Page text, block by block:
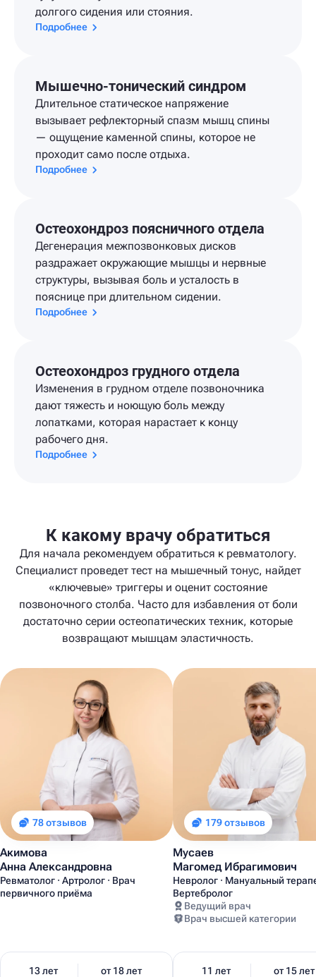
долгого сидения или стояния.
Подробнее
Мышечно-тонический синдром
Длительное статическое напряжение
вызывает рефлекторный спазм мышц спины
— ощущение каменной спины, которое не
проходит само после отдыха.
Подробнее
Остеохондроз поясничного отдела
Дегенерация межпозвонковых дисков
раздражает окружающие мышцы и нервные
структуры, вызывая боль и усталость в
пояснице при длительном сидении.
Подробнее
Остеохондроз грудного отдела
Изменения в грудном отделе позвоночника
дают тяжесть и ноющую боль между
лопатками, которая нарастает к концу
рабочего дня.
Подробнее
К какому врачу обратиться
Для начала рекомендуем обратиться к ревматологу.
Специалист проведет тест на мышечный тонус, найдет
«ключевые» триггеры и оценит состояние
позвоночного столба. Часто для избавления от боли
достаточно серии остеопатических техник, которые
возвращают мышцам эластичность.
78 отзывов
Акимова
Анна Александровна
Ревматолог · Артролог · Врач
первичного приёма
13 лет от 18 лет
179 отзывов
Мусаев
Магомед Ибрагимович
Невролог · Мануальный
Вертебролог
Ведущий врач
Врач высшей категории
11 лет от 15 лет